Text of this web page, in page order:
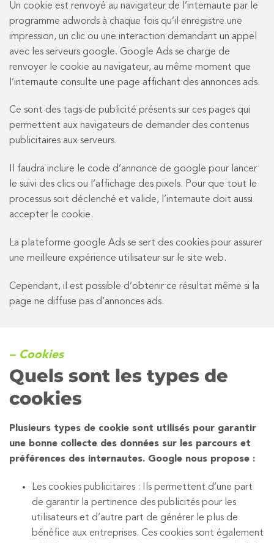
Un cookie est renvoyé au navigateur de l’internaute par le
programme adwords à chaque fois qu’il enregistre une
impression, un clic ou une interaction demandant un appel
avec les serveurs google. Google Ads se charge de
renvoyer le cookie au navigateur, au même moment que
l’internaute consulte une page affichant des annonces ads.
Ce sont des tags de publicité présents sur ces pages qui
permettent aux navigateurs de demander des contenus
publicitaires aux serveurs.
Il faudra inclure le code d’annonce de google pour lancer
le suivi des clics ou l’affichage des pixels. Pour que tout le
processus soit déclenché et valide, l’internaute doit aussi
accepter le cookie.
La plateforme google Ads se sert des cookies pour assurer
une meilleure expérience utilisateur sur le site web.
Cependant, il est possible d’obtenir ce résultat même si la
page ne diffuse pas d’annonces ads.
– Cookies
Quels sont les types de
cookies
Plusieurs types de cookie sont utilisés pour garantir
une bonne collecte des données sur les parcours et
préférences des internautes. Google nous propose :
Les cookies publicitaires : Ils permettent d’une part
de garantir la pertinence des publicités pour les
utilisateurs et d’autre part de générer le plus de
bénéfice aux entreprises. Ces cookies sont également